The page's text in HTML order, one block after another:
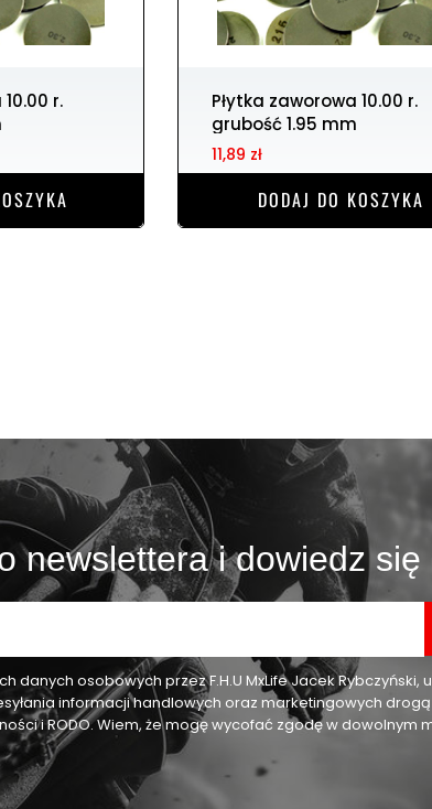
Płytka zaworowa 10.00 r.
grubość 1.95 mm
11,89 zł
DODAJ DO KOSZYKA
newslettera i dowiedz
osobowych przez F.H.U MxLife Jacek Rybczyński,
informacji handlowych oraz marketingowych
i RODO. Wiem, że mogę wycofać zgodę w dowolnym